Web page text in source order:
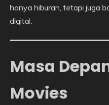
hanya hiburan, tetapi juga
digital.
Masa
Movies